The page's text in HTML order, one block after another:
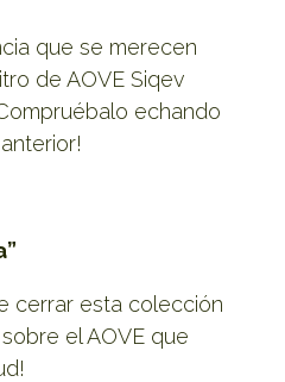
que se merecen
de AOVE Siqev
echando
cerrar esta colección
el AOVE que